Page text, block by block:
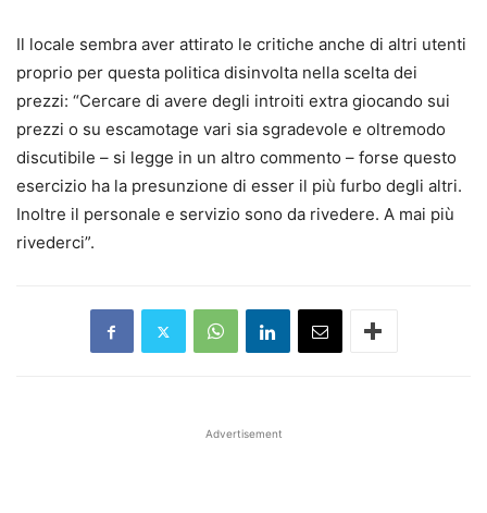
Il locale sembra aver attirato le critiche anche di altri utenti
proprio per questa politica disinvolta nella scelta dei
prezzi: “Cercare di avere degli introiti extra giocando sui
prezzi o su escamotage vari sia sgradevole e oltremodo
discutibile – si legge in un altro commento – forse questo
esercizio ha la presunzione di esser il più furbo degli altri.
Inoltre il personale e servizio sono da rivedere. A mai più
rivederci”.
Advertisement